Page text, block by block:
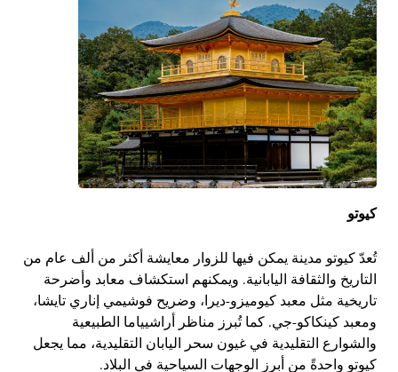
كيوتو
تُعدّ كيوتو مدينة يمكن فيها للزوار معايشة أكثر من ألف عام من
التاريخ والثقافة اليابانية. ويمكنهم استكشاف معابد وأضرحة
تاريخية مثل معبد كيوميزو-ديرا، وضريح فوشيمي إناري تايشا،
ومعبد كينكاكو-جي. كما تُبرز مناظر أراشيياما الطبيعية
والشوارع التقليدية في غيون سحر اليابان التقليدية، مما يجعل
كيوتو واحدةً من أبرز الوجهات السياحية في البلاد.